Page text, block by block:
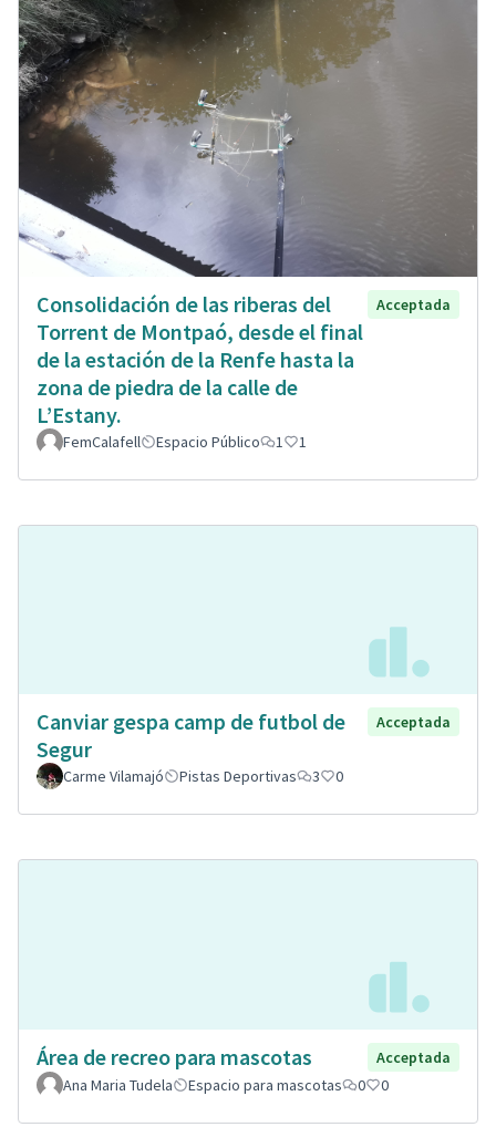
Consolidación de las riberas del
Torrent de Montpaó, desde el final
de la estación de la Renfe hasta la
zona de piedra de la calle de
L’Estany.
Acceptada
FemCalafell Espacio Público 1 1
Canviar gespa camp de futbol de
Segur
Acceptada
Carme Vilamajó Pistas Deportivas 3 0
Área de recreo para mascotas
Acceptada
Ana Maria Tudela
Espacio para mascotas 0 0